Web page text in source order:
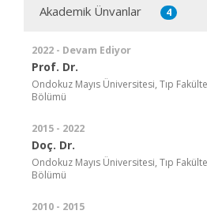
Akademik Ünvanlar 4
2022 - Devam Ediyor
Prof. Dr.
Ondokuz Mayıs Üniversitesi, Tıp
Bölümü
2015 - 2022
Doç. Dr.
Ondokuz Mayıs Üniversitesi, Tıp
Bölümü
2010 - 2015